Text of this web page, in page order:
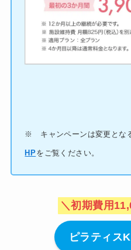
※ キャンペーンは変更とな
HPをご覧ください。
＼初期費用
ピラティ